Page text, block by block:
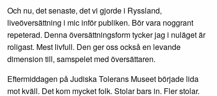
Och nu, det senaste, det vi gjorde i Ryssland,
liveöversättning i mic inför publiken. Bör vara noggrant
repeterad. Denna översättningsform tycker jag i nuläget är
roligast. Mest livfull. Den ger oss också en levande
dimension till, samspelet med översättaren.
Eftermiddagen på Judiska Tolerans Museet började lida
mot kväll. Det kom mycket folk. Stolar bars in. Fler stolar.